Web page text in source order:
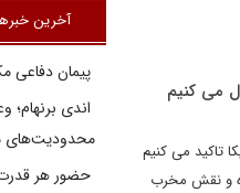
می کنیم
تاکید می کنیم
و نقش مخرب
آخرین
پیمان دفاعی
اندی برنهام؛
محدودیت‌های
حضور هر